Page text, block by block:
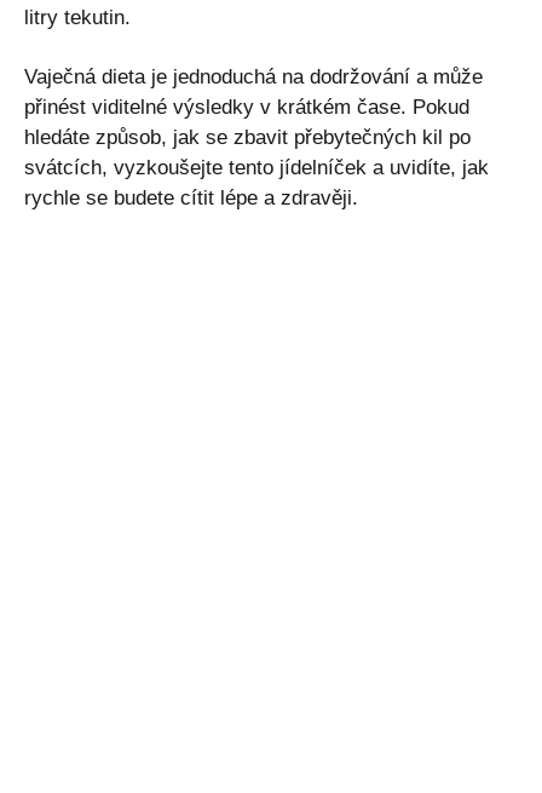
litry tekutin.
Vaječná dieta je jednoduchá na dodržování a může
přinést viditelné výsledky v krátkém čase. Pokud
hledáte způsob, jak se zbavit přebytečných kil po
svátcích, vyzkoušejte tento jídelníček a uvidíte, jak
rychle se budete cítit lépe a zdravěji.